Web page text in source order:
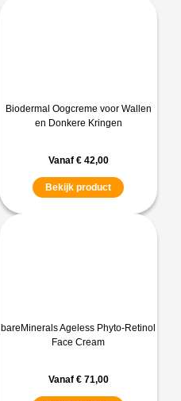
Biodermal Oogcreme voor Wallen
en Donkere Kringen
Vanaf €42,00
Bekijk product
bareMinerals Ageless Phyto-Retinol
Face Cream
Vanaf €71,00